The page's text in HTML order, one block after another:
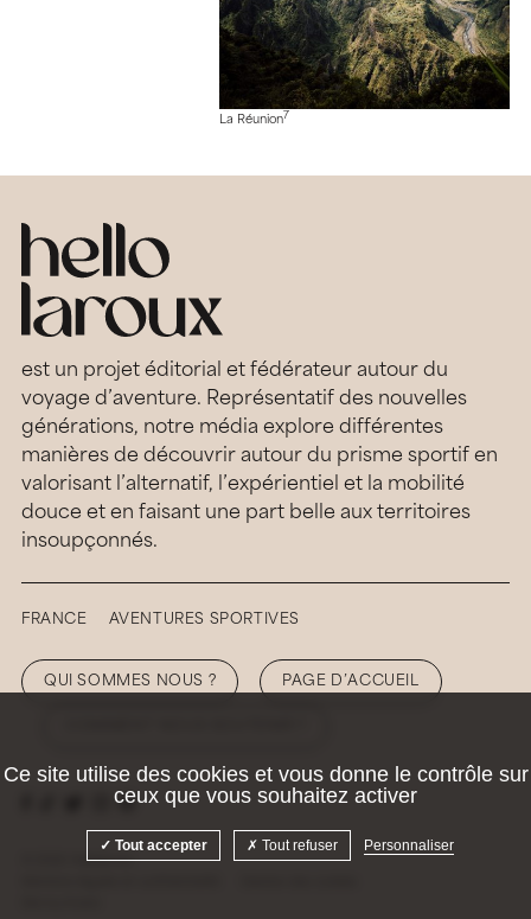
La Réunion7
est un projet éditorial et fédérateur autour du
voyage d’aventure. Représentatif des nouvelles
générations, notre média explore différentes
manières de découvrir autour du prisme sportif en
valorisant l’alternatif, l’expérientiel et la mobilité
douce et en faisant une part belle aux territoires
insoupçonnés.
FRANCE AVENTURES SPORTIVES
QUI SOMMES NOUS ? PAGE D’ACCUEIL
© 2026 Hellolaroux
Ce site utilise des cookies et vous donne le contrôle sur
ceux que vous souhaitez activer
Tout accepter Tout refuser Personnaliser